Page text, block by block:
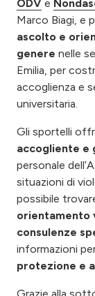
ODV e
Marco Biagi, e
ascolto e
genere nelle
Emilia, per
accoglienza e
universitaria.
Gli sportelli
accogliente e
personale
situazioni di
possibile
orientamento
consulenze
informazioni
protezione e